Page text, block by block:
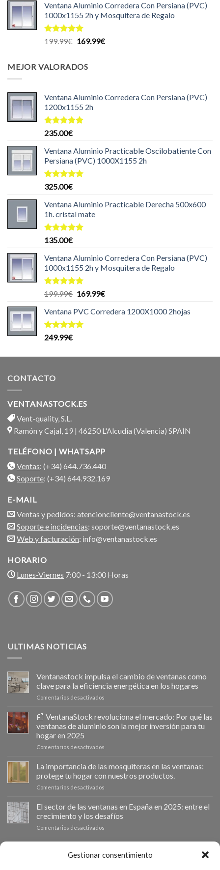
Gestionar consentimiento
original
era:
204.99€.
actual
es:
Ventana Aluminio Corredera Con Persiana (PVC)
1000x1155 2h y Mosquitera de Regalo
Valorado
199.99€ El
era:
169.99€El
MEJOR VALORADOS
Ventana Aluminio Corredera Con Persiana (PVC)
1200x1155 2h
Valorado
de 5
235.00€
Ventana Aluminio Practicable Oscilobatiente Con
Persiana (PVC) 1000X1155 2h
Valorado
de 5
325.00€
Ventana Aluminio Practicable Derecha 500x600
1h. cristal mate
Valorado
de 5
135.00€
Ventana Aluminio Corredera Con Persiana (PVC)
1000x1155 2h y Mosquitera de Regalo
Valorado
de 5
199.99€ El
original
era:
169.99€El
actual
Ventana PVC Corredera 1200X1000 2hojas
Valorado
249.99€
CONTACTO
VENTANASTOCK.ES
Vent-quality, S.L.
Ramón y Cajal, 19 | 46250 L'Alcudia (Valencia) SPAIN
TELÉFONO | WHATSAPP
Ventas: (+34) 644.736.440
Soporte: (+34) 644.932.169
E-MAIL
Ventas y pedidos: atencioncliente@ventanastock.es
Soporte e incidencias: soporte@ventanastock.es
Web y facturación: info@ventanastock.es
HORARIO
Lunes-Viernes 7:00 - 13:00 Horas
ULTIMAS NOTICIAS
Ventanastock impulsa el cambio de ventanas como
clave para la eficiencia energética en los hogares
Comentarios desactivados
impulsa
cambio
la
en
los
📰 VentanaStock revoluciona el mercado: Por qué las
ventanas de aluminio son la mejor inversión para tu
hogar en 2025
Comentarios desactivados
VentanaStock
revoluciona
el
qué
las
la
La importancia de las mosquiteras en las ventanas:
protege tu hogar con nuestros productos.
Comentarios desactivados
importancia
las
ventanas:
El sector de las ventanas en España en 2025: entre el
crecimiento y los desafíos
Comentarios desactivados
PRESUPUESTO A MEDIDA